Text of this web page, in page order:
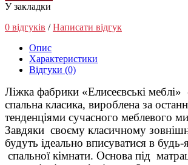
У закладки
0 відгуків /Написати відгук
Опис
Характеристики
Відгуки (0)
Ліжка фабрики «Елисеєвські меблі»
спальна класика, вироблена за
тенденціями сучасного меблевого
Завдяки своєму класичному
будуть ідеально вписуватися в будь-
спальноїкімнати. Основа під матра